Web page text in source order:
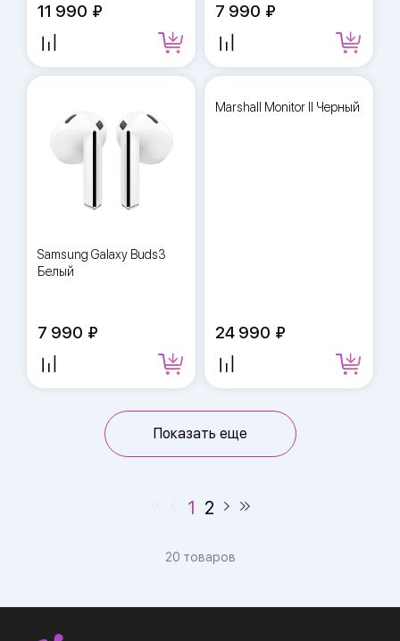
20 товаров
11 990 7 990
Samsung Galaxy Buds3
Белый
7 990
Marshall Monitor II Черный
24 990
1 2
Показать еще